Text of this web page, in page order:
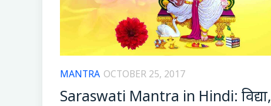
MANTRA OCTOBER 25, 2017
Saraswati Mantra in Hindi: विद्या,